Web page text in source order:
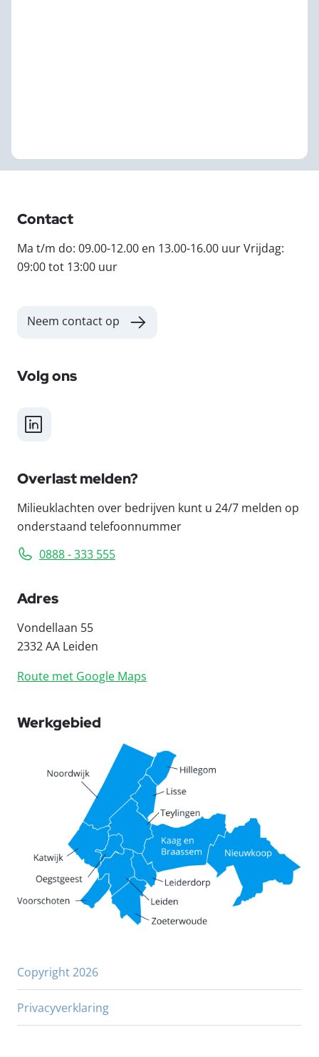
Contact
Ma t/m do: 09.00-12.00 en 13.00-16.00 uur Vrijdag:
09:00 tot 13:00 uur
Neem contact op
Volg ons
LinkedIn
Overlast melden?
Milieuklachten over bedrijven kunt u 24/7 melden op
onderstaand telefoonnummer
0888 - 333 555
Adres
Vondellaan 55
2332 AA Leiden
Route met Google Maps
Werkgebied
Copyright 2026
Privacyverklaring